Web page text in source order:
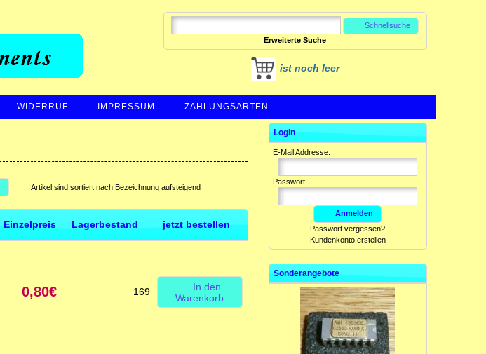
Schnellsuche
Erweiterte Suche
ist noch leer
WIDERRUF IMPRESSUM ZAHLUNGSARTEN
Artikel sind sortiert nach Bezeichnung aufsteigend
Einzelpreis Lagerbestand jetzt bestellen
0,80€ 169
In den
Warenkorb
Login
E-Mail Addresse:
Passwort:
Anmelden
Passwort vergessen?
Kundenkonto erstellen
Sonderangebote